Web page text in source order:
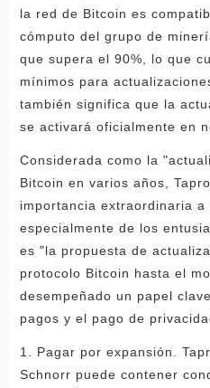
la red de Bitcoin es
cómputo del grupo de
que supera el 90%, lo que
mínimos para
también significa que la
se activará oficialmente en
Considerada como la
Bitcoin en varios años,
importancia extraordinaria a
especialmente de los
es "la propuesta de
protocolo Bitcoin hasta el
desempeñado un papel
pagos y el pago de
1. Pagar por expansión.
Schnorr puede contener